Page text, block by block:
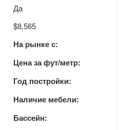
Да
$8,565
На рынке с:
Цена за фут/метр:
Год постройки:
Наличие мебели:
Бассейн: